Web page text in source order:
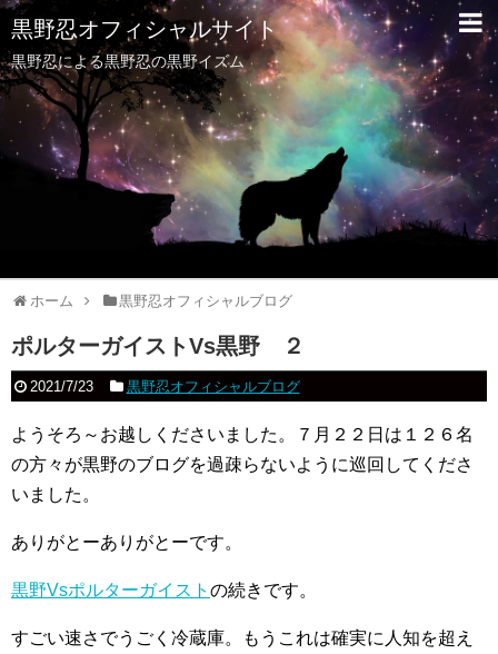
黒野忍オフィシャルサイト
黒野忍による黒野忍の黒野イズム
ホーム 黒野忍オフィシャルブログ
ポルターガイストVs黒野 ２
2021/7/23 黒野忍オフィシャルブログ
ようそろ～お越しくださいました。７月２２日は１２６名
の方々が黒野のブログを過疎らないように巡回してくださ
いました。
ありがとーありがとーです。
黒野Vsポルターガイスト の続きです。
すごい速さでうごく冷蔵庫。もうこれは確実に人知を超え